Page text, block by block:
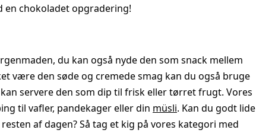
en chokoladet opgradering!
du kan også nyde den som snack mellem
være den søde og cremede smag kan du også bruge
servere den som dip til frisk eller tørret frugt. Vores
til vafler, pandekager eller din müsli. Kan du godt lide
af dagen? Så tag et kig på vores kategori med